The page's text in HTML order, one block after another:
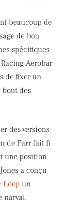
beaucoup de
de bon
spécifiques
Aerobar
de fixer un
bout des
des versions
de Farr fait fi
une position
a conçu
Loop un
narval.